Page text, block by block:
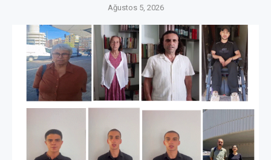
Ağustos 5, 2026